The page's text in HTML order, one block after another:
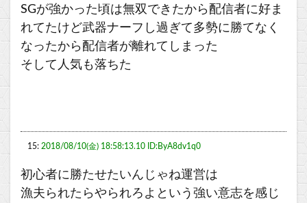
SGが強かった頃は無双できたから配信者に好ま
れてたけど武器ナーフし過ぎて多勢に勝てなく
なったから配信者が離れてしまった
そして人気も落ちた
15: 2018/08/10(金) 18:58:13.10 ID:ByA8dv1q0
初心者に勝たせたいんじゃね運営は
漁夫られたらやられろよという強い意志を感じ